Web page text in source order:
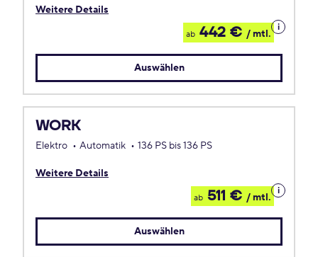
Weitere Details
ab 442 € / mtl.
Details
zum
Auswählen
WORK
Elektro Automatik 136 PS bis 136 PS
Weitere Details
ab 511 € / mtl.
Details
zum
Auswählen